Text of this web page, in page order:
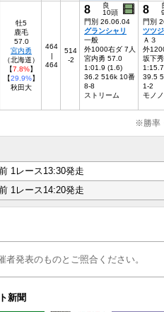
牡5
鹿毛
57.0
宮内勇
（北海道）
【7.8%】
【29.9%】
秋田大
464
|
464
514
-2
8
良
10頭
門別 26.06.04
グランシャリ
一般
外1000右ダ 7人
宮内勇 57.0
1:01.9 (1.6)
36.2 516k 10番
8-8
ストリーム
8
門別
ツツ
Ａ３
外
坂下
39.5
1-2
モノ
※勝率
1レース13:30発走
1レース14:20発走
発表のものとご照合ください。
新聞